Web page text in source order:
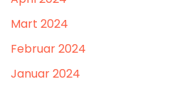
Mart 2024
Februar 2024
Januar 2024